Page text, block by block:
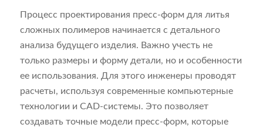
Процесс проектирования пресс-форм для литья
сложных полимеров начинается с детального
анализа будущего изделия. Важно учесть не
только размеры и форму детали, но и особенности
ее использования. Для этого инженеры проводят
расчеты, используя современные компьютерные
технологии и CAD-системы. Это позволяет
создавать точные модели пресс-форм, которые